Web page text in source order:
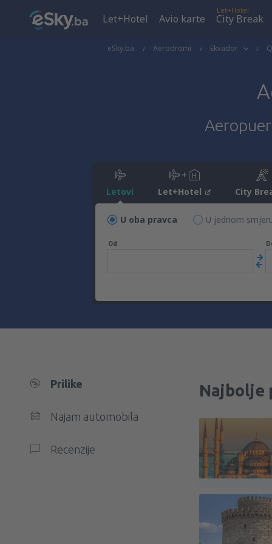
Let+Hotel Avio karte
Let+Hotel
City Break
eSky.ba Aerodromi Ekvador
Letovi Let+Hotel City
U oba pravca U jednom
Od
Prilike
Najam automobila
Recenzije
Najbolje